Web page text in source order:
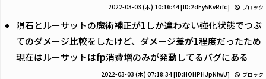
2022-03-03 (木) 10:16:44[ID:2dEy5KvRrfc] ブロック
隕石とルーサットの魔術補正が1しか違わない強化状態でつぶ
てのダメージ比較をしたけど、ダメージ差が1程度だったため
現在はルーサットはfp消費増のみが発動してるバグにある
2022-03-03 (木) 07:18:34[ID:HOHPHJpNlwU] ブロック